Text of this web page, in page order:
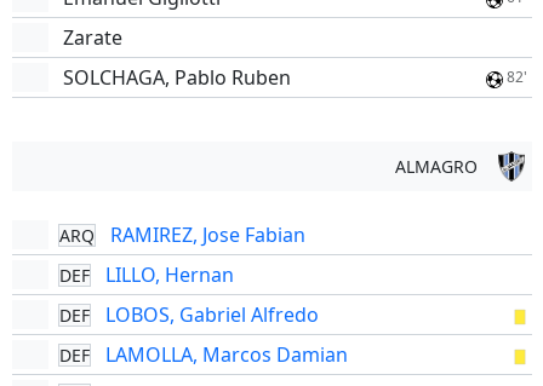
Zarate
SOLCHAGA, Pablo Ruben
82'
ALMAGRO
ARQ RAMIREZ, Jose Fabian
DEF LILLO, Hernan
DEF LOBOS, Gabriel Alfredo
DEF LAMOLLA, Marcos Damian